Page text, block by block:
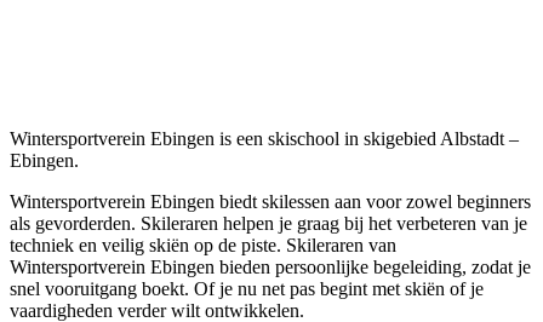
Wintersportverein Ebingen is een skischool in skigebied Albstadt –
Ebingen.
Wintersportverein Ebingen biedt skilessen aan voor zowel beginners
als gevorderden. Skileraren helpen je graag bij het verbeteren van je
techniek en veilig skiën op de piste. Skileraren van
Wintersportverein Ebingen bieden persoonlijke begeleiding, zodat je
snel vooruitgang boekt. Of je nu net pas begint met skiën of je
vaardigheden verder wilt ontwikkelen.